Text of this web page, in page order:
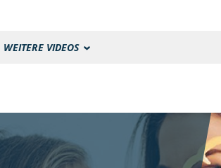
WEITERE VIDEOS